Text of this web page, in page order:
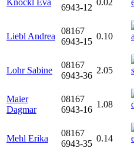
Knöckl Eva
6943-12
0.02
Liebl Andrea
08167
6943-15
0.10
Lohr Sabine
08167
6943-36
2.05
Maier
Dagmar
08167
6943-16
1.08
Mehl Erika
08167
6943-35
0.14